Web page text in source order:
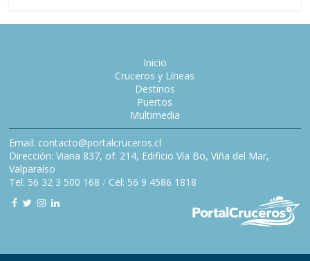
Inicio
Cruceros y Líneas
Destinos
Puertos
Multimedia
Email: contacto@portalcruceros.cl
Dirección: Viana 837, of. 214, Edificio Vía Bo, Viña del Mar,
Valparaíso
Tel: 56 32 3 500 168 / Cel: 56 9 4586 1818